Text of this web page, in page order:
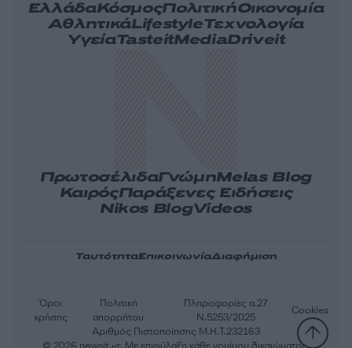
ΕλλάδαΚόσμοςΠολιτικήΟικονομία
ΑθλητικάLifestyleΤεχνολογία
ΥγείαTasteitMediaDriveit
ΠρωτοσέλιδαΓνώμηMelas Blog
ΚαιρόςΠαράξενες Ειδήσεις
Nikos BlogVideos
ΤαυτότηταΕπικοινωνίαΔιαφήμιση
Αριθμός Πιστοποίησης Μ.Η.Τ.232163
Όροι
χρήσης
Πολιτική
απορρήτου
Πληροφορίες α.27
Ν.5253/2025
Cookies
© 2026 newsit.gr. Με επιφύλαξη κάθε νομίμου δικαιώματος.